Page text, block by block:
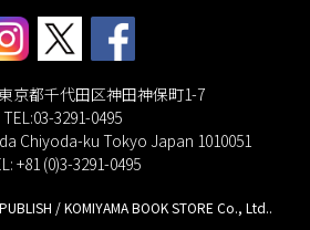
京都千代田区神田神保町1-7
TEL:03-3291-0495
Chiyoda-ku Tokyo Japan 1010051
+81 (0)3-3291-0495
/ KOMIYAMA BOOK STORE Co., Ltd..